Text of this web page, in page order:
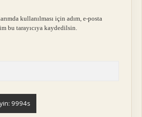
kullanılması için adım, e-posta
bu tarayıcıya kaydedilsin.